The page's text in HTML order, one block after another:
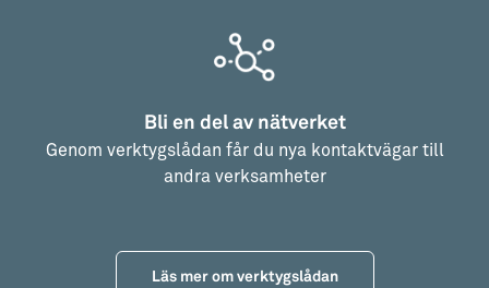
Bli en del av nätverket
Genom verktygslådan får du nya kontaktvägar till
andra verksamheter
Läs mer om verktygslådan